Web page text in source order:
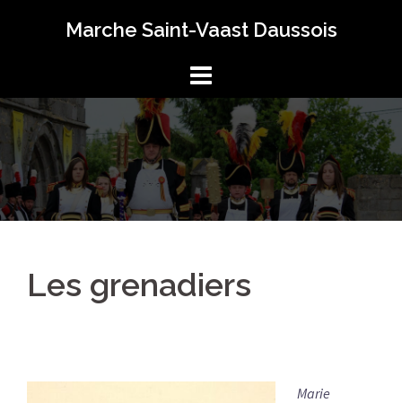
Marche Saint-Vaast Daussois
Les grenadiers
Marie